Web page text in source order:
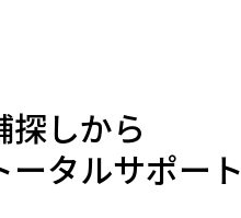
しから
タルサポート